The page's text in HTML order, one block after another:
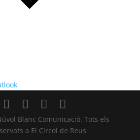
Blanc Comunicació. Tots els
a El Círcol de Reus